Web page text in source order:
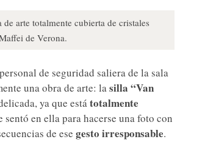
arte totalmente cubierta de cristales
de Verona.
de seguridad saliera de la sala
una obra de arte: lasilla “Van
ya que estátotalmente
en ella para hacerse una foto con
de ese gesto irresponsable.